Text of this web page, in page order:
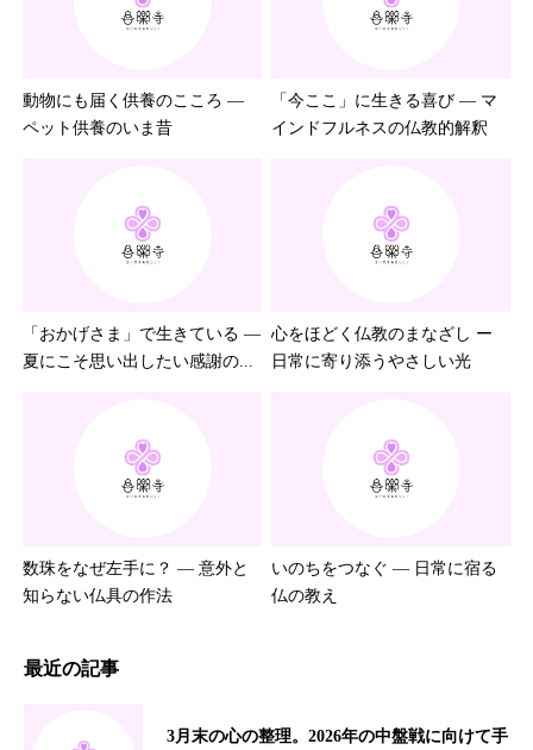
動物にも届く供養のこころ ―
ペット供養のいま昔
「今ここ」に生きる喜び ― マ
インドフルネスの仏教的解釈
「おかげさま」で生きている ―
夏にこそ思い出したい感謝の...
心をほどく仏教のまなざし ー
日常に寄り添うやさしい光
数珠をなぜ左手に？ ― 意外と
知らない仏具の作法
いのちをつなぐ ― 日常に宿る
仏の教え
最近の記事
3月末の心の整理。2026年の中盤戦に向けて手